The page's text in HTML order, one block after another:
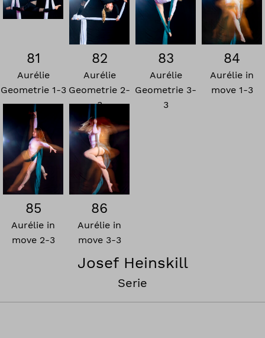
81
Aurélie
Geometrie 1-3
82
Aurélie
Geometrie 2-
3
83
Aurélie
Geometrie 3-
3
84
Aurélie in
move 1-3
85
Aurélie in
move 2-3
86
Aurélie in
move 3-3
Josef Heinskill
Serie